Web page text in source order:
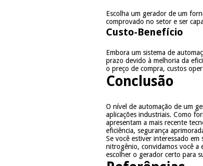
Escolha um gerador de um
comprovado no setor e ser
Custo-Benefício
Embora um sistema de
prazo devido à melhoria da
o preço de compra, custos
Conclusão
O nível de automação de um
aplicações industriais. Como
apresentam a mais recente
eficiência, segurança
Se você estiver interessado
nitrogênio, convidamos você a
escolher o gerador certo para